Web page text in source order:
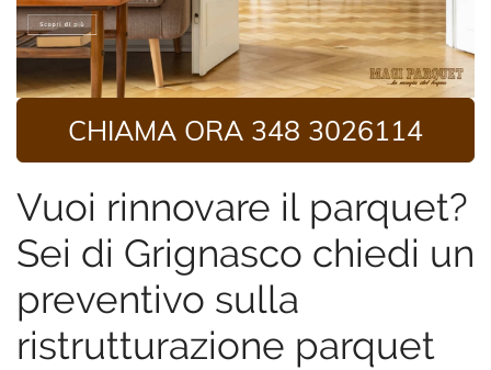
CHIAMA ORA 348 3026114
Vuoi rinnovare il parquet?
Sei di Grignasco chiedi un
preventivo sulla
ristrutturazione parquet